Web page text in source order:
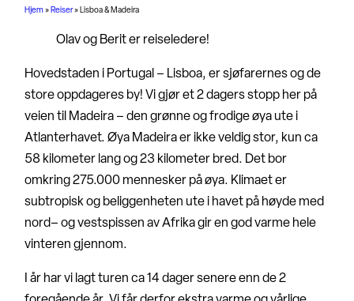
Hjem» Reiser» Lisboa & Madeira
Olav og Berit er reiseledere!
Hovedstaden i Portugal – Lisboa, er sjøfarernes og de
store oppdageres by! Vi gjør et 2 dagers stopp her på
veien til Madeira – den grønne og frodige øya ute i
Atlanterhavet. Øya Madeira er ikke veldig stor, kun ca
58 kilometer lang og 23 kilometer bred. Det bor
omkring 275.000 mennesker på øya. Klimaet er
subtropisk og beliggenheten ute i havet på høyde med
nord– og vestspissen av Afrika gir en god varme hele
vinteren gjennom.
I år har vi lagt turen ca 14 dager senere enn de 2